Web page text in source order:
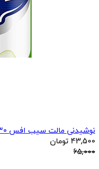
نوشیدنی مالت سیب افس 330...
43,500 تومان
65,000